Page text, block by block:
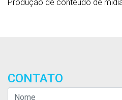
Produção de conteúdo de
CONTATO